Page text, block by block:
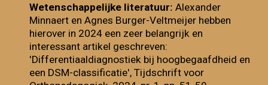
Wetenschappelijke literatuur: Alexander
Minnaert en Agnes Burger-Veltmeijer hebben
hierover in 2024 een zeer belangrijk en
interessant artikel geschreven:
'Differentiaaldiagnostiek bij hoogbegaafdheid en
een DSM-classificatie', Tijdschrift voor